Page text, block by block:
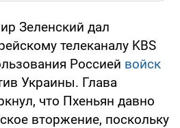
Зеленский дал
телеканалу KBS
Россией войск
Украины. Глава
что Пхеньян давно
вторжение, поскольку